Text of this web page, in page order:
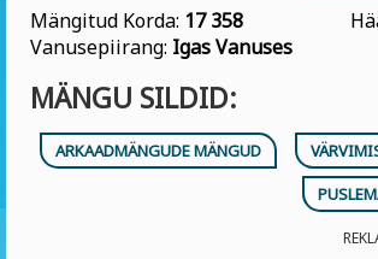
Mängitud Korda: 17 358
Vanusepiirang: Igas Vanuses
MÄNGU SILDID:
ARKAADMÄNGUDE MÄNGUD